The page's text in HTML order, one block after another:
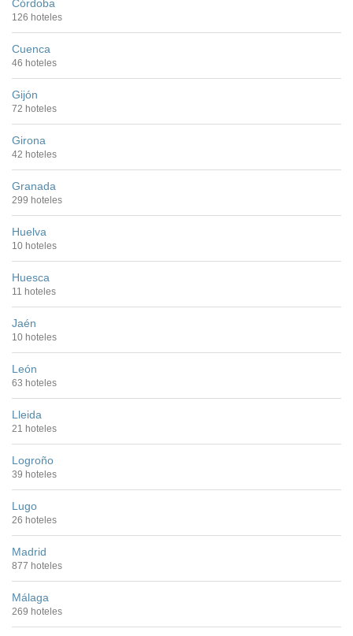
Córdoba
126 hoteles
Cuenca
46 hoteles
Gijón
72 hoteles
Girona
42 hoteles
Granada
299 hoteles
Huelva
10 hoteles
Huesca
11 hoteles
Jaén
10 hoteles
León
63 hoteles
Lleida
21 hoteles
Logroño
39 hoteles
Lugo
26 hoteles
Madrid
877 hoteles
Málaga
269 hoteles